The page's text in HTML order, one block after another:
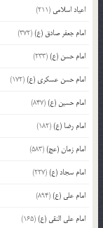
اعیاد اسلامی (211)
امام جعفر صادق (ع)(372)
امام حسن (ع)(233)
امام حسن عسکری (ع)(172)
امام حسین (ع)(847)
امام رضا (ع)(182)
امام زمان (عج)(583)
امام سجاد (ع)(227)
امام علی (ع)(894)
امام علی النقی (ع)(165)